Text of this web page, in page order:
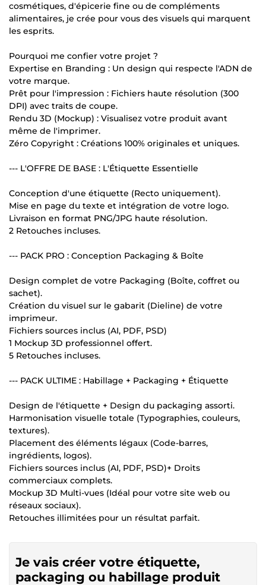
cosmétiques, d'épicerie fine ou de compléments
alimentaires, je crée pour vous des visuels qui marquent
les esprits.
Pourquoi me confier votre projet ?
Expertise en Branding : Un design qui respecte l'ADN de
votre marque.
Prêt pour l'impression : Fichiers haute résolution (300
DPI) avec traits de coupe.
Rendu 3D (Mockup) : Visualisez votre produit avant
même de l'imprimer.
Zéro Copyright : Créations 100% originales et uniques.
--- L'OFFRE DE BASE : L'Étiquette Essentielle
Conception d'une étiquette (Recto uniquement).
Mise en page du texte et intégration de votre logo.
Livraison en format PNG/JPG haute résolution.
2 Retouches incluses.
--- PACK PRO : Conception Packaging & Boîte
Design complet de votre Packaging (Boîte, coffret ou
sachet).
Création du visuel sur le gabarit (Dieline) de votre
imprimeur.
Fichiers sources inclus (AI, PDF, PSD)
1 Mockup 3D professionnel offert.
5 Retouches incluses.
--- PACK ULTIME : Habillage + Packaging + Étiquette
Design de l'étiquette + Design du packaging assorti.
Harmonisation visuelle totale (Typographies, couleurs,
textures).
Placement des éléments légaux (Code-barres,
ingrédients, logos).
Fichiers sources inclus (AI, PDF, PSD)+ Droits
commerciaux complets.
Mockup 3D Multi-vues (Idéal pour votre site web ou
réseaux sociaux).
Retouches illimitées pour un résultat parfait.
Je vais créer votre étiquette,
packaging ou habillage produit